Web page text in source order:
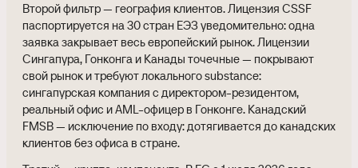
Второй фильтр — география клиентов. Лицензия CSSF
паспортируется на 30 стран ЕЭЗ уведомительно: одна
заявка закрывает весь европейский рынок. Лицензии
Сингапура, Гонконга и Канады точечные — покрывают
свой рынок и требуют локального substance:
сингапурская компания с директором-резидентом,
реальный офис и AML-офицер в Гонконге. Канадский
FMSB — исключение по входу: дотягивается до канадских
клиентов без офиса в стране.